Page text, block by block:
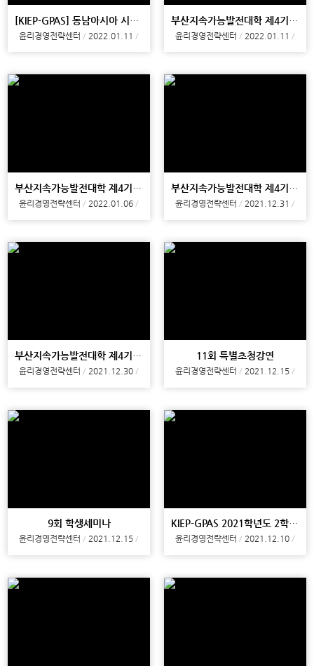
[KIEP-GPAS] 동남아시아 시장 진출을 위한 新상품 및 서비스 개발 아이디어 공모전
윤리경영전략센터 2022.01.11
부산지속가능발전대학 제4기 4강
윤리경영전략센터 2022.01.11
부산지속가능발전대학 제4기 3강
윤리경영전략센터 2022.01.06
부산지속가능발전대학 제4기 2강
윤리경영전략센터 2021.12.31
부산지속가능발전대학 제4기 1강
윤리경영전략센터 2021.12.30
11회 특별초청강연
윤리경영전략센터 2021.12.15
9회 학생세미나
윤리경영전략센터 2021.12.15
KIEP-GPAS 2021학년도 2학기 2차 장학생 선발
윤리경영전략센터 2021.12.10